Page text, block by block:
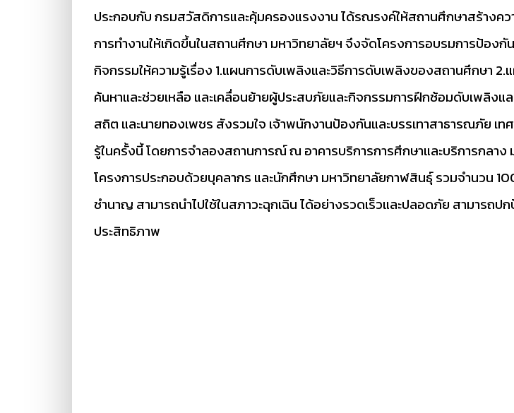
ประกอบกับ กรมสวัสดิการและคุ้มครองแรงงาน ได้รณรงค์ให้สถานศึกษาสร้าง
การทำงานให้เกิดขึ้นในสถานศึกษา มหาวิทยาลัยฯ จึงจัดโครงการอบรมการป้อ
กิจกรรมให้ความรู้เรื่อง 1.แผนการดับเพลิงและวิธีการดับเพลิงของสถานศึกษา
ค้นหาและช่วยเหลือ และเคลื่อนย้ายผู้ประสบภัยและกิจกรรมการฝึกซ้อมดับเพลิ
สถิต และนายทองเพชร สังรวมใจ เจ้าพนักงานป้องกันและบรรเทาสาธารณภัย เ
รู้ในครั้งนี้ โดยการจำลองสถานการณ์ ณ อาคารบริการการศึกษาและบริการกลา
โครงการประกอบด้วยบุคลากร และนักศึกษา มหาวิทยาลัยกาฬสินธุ์ รวมจำนวน
ชำนาญ สามารถนำไปใช้ในสภาวะฉุกเฉิน ได้อย่างรวดเร็วและปลอดภัย สามารถ
ประสิทธิภาพ